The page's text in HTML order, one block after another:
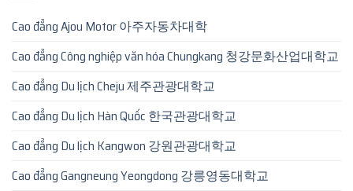
Cao đẳng Ajou Motor 아주자동차대학
Cao đẳng Công nghiệp văn hóa Chungkang 청강문화산업대학교
Cao đẳng Du lịch Cheju 제주관광대학교
Cao đẳng Du lịch Hàn Quốc 한국관광대학교
Cao đẳng Du lịch Kangwon 강원관광대학교
Cao đẳng Gangneung Yeongdong 강릉영동대학교